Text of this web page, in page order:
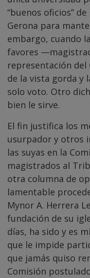
“buenos oficios”
Gerona para
embargo, cuando
favores
representación
de la vista gorda y
solo voto. Otro
bien le sirve.
El fin justifica los
usurpador y otros
las suyas en la
magistrados al
otra columna de
lamentable
Mynor A. Herrera
fundación de su
días, ha sido y es
que le impide
que jamás quiso
Comisión